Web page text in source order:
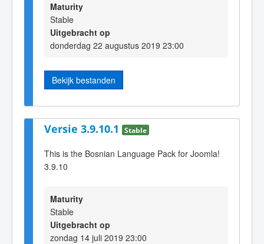
Maturity
Stable
Uitgebracht op
donderdag 22 augustus 2019 23:00
Bekijk bestanden
Versie 3.9.10.1 Stable
This is the Bosnian Language Pack for Joomla!
3.9.10
Maturity
Stable
Uitgebracht op
zondag 14 juli 2019 23:00